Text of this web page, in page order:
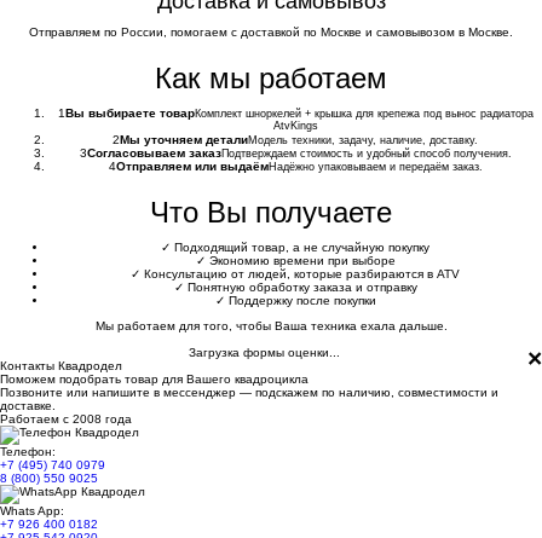
Отправляем по России, помогаем с доставкой по Москве и самовывозом в Москве.
Как мы работаем
1 Вы выбираете товарКомплект шноркелей + крышка для крепежа под вынос радиатора
AtvKings
2 Мы уточняем деталиМодель техники, задачу, наличие, доставку.
3Согласовываем заказПодтверждаем стоимость и удобный способ получения.
4Отправляем или выдаёмНадёжно упаковываем и передаём заказ.
Что Вы получаете
✓ Подходящий товар, а не случайную покупку
✓ Экономию времени при выборе
✓ Консультацию от людей, которые разбираются в ATV
✓ Понятную обработку заказа и отправку
✓ Поддержку после покупки
Мы работаем для того, чтобы Ваша техника ехала дальше.
×
Загрузка формы оценки...
Контакты Квадродел
Поможем подобрать товар для Вашего квадроцикла
Позвоните или напишите в мессенджер — подскажем по наличию, совместимости и
доставке.
Работаем с 2008 года
Телефон:
+7 (495) 740 0979
8 (800) 550 9025
Whats App:
+7 926 400 0182